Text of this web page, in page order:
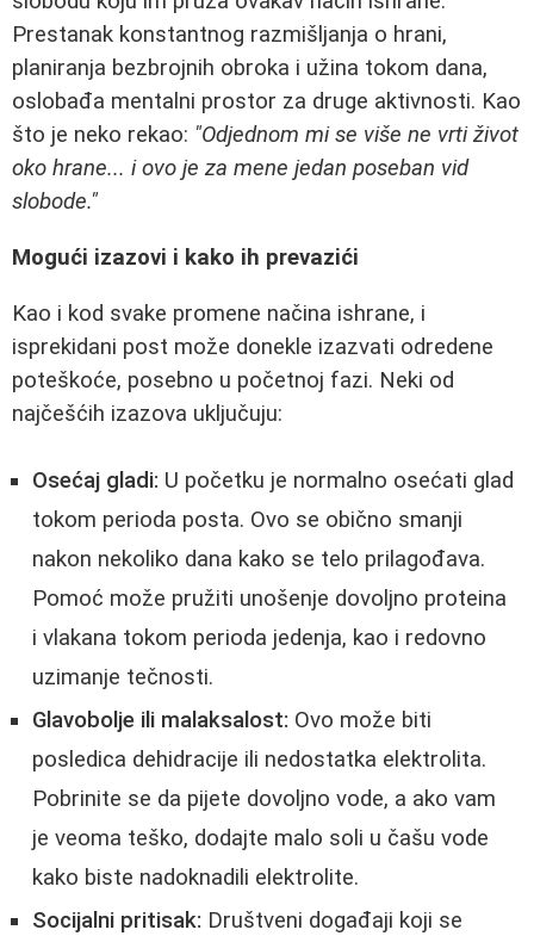
Prestanak konstantnog razmišljanja o hrani,
planiranja bezbrojnih obroka i užina tokom dana,
oslobađa mentalni prostor za druge aktivnosti. Kao
što je neko rekao: "Odjednom mi se više ne vrti život
oko hrane... i ovo je za mene jedan poseban vid
slobode."
Mogući izazovi i kako ih prevazići
Kao i kod svake promene načina ishrane, i
isprekidani post može donekle izazvati odredene
poteškoće, posebno u početnoj fazi. Neki od
najčešćih izazova uključuju:
Osećaj gladi: U početku je normalno osećati glad
tokom perioda posta. Ovo se obično smanji
nakon nekoliko dana kako se telo prilagođava.
Pomoć može pružiti unošenje dovoljno proteina
i vlakana tokom perioda jedenja, kao i redovno
uzimanje tečnosti.
Glavobolje ili malaksalost: Ovo može biti
posledica dehidracije ili nedostatka elektrolita.
Pobrinite se da pijete dovoljno vode, a ako vam
je veoma teško, dodajte malo soli u čašu vode
kako biste nadoknadili elektrolite.
Socijalni pritisak: Društveni događaji koji se